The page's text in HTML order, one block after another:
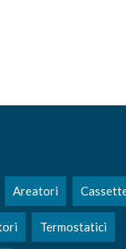
Areatori
Termostatici